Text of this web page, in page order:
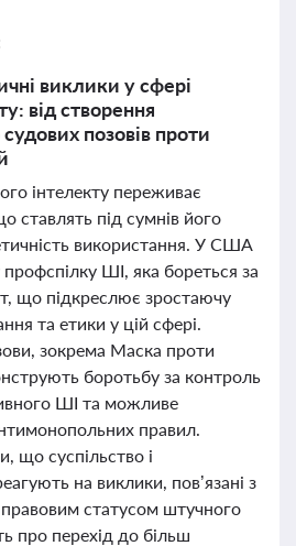
виклики у сфері
від створення
позовів проти
інтелекту переживає
ставлять під сумнів його
використання. У США
ШІ, яка бореться за
що підкреслює зростаючу
та етики у цій сфері.
зокрема Маска проти
боротьбу за контроль
ШІ та можливе
правил.
що суспільство і
на виклики, пов’язані з
правовим статусом штучного
про перехід до більш